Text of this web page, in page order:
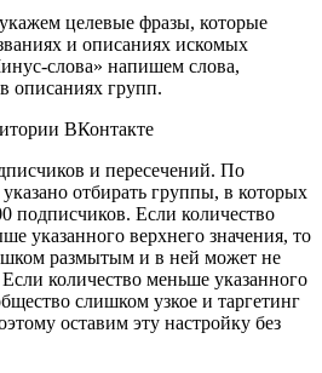
целевые фразы, которые
и описаниях искомых
слова» напишем слова,
описаниях групп.
и пересечений. По
отбирать группы, в которых
подписчиков. Если количество
указанного верхнего значения, то
размытым и в ней может не
количество меньше указанного
слишком узкое и таргетинг
оставим эту настройку без